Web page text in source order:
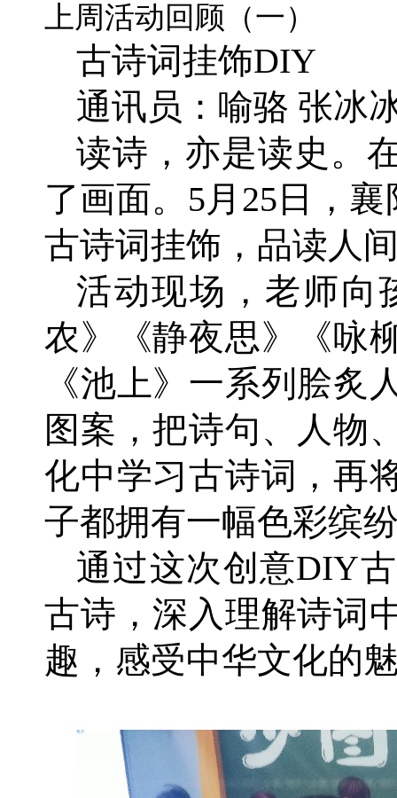
上周活动回顾（一）
古诗词挂饰DIY
通讯员：喻骆 张冰
读诗，亦是读史。
了画面。5月25日，
古诗词挂饰，品读人
活动现场，老师向
农》《静夜思》《咏
《池上》一系列脍
图案，把诗句、人物
化中学习古诗词，再
子都拥有一幅色彩缤
通过这次创意DIY
古诗，深入理解诗词
趣，感受中华文化的